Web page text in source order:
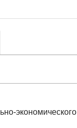
экономического